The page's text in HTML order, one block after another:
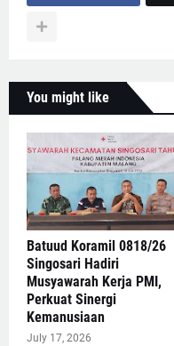
You might like
Batuud Koramil 0818/26
Singosari Hadiri
Musyawarah Kerja PMI,
Perkuat Sinergi
Kemanusiaan
July 17, 2026